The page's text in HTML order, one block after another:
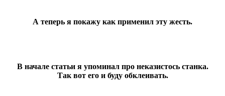
А теперь я покажу как применил эту жесть.
В начале статьи я упоминал про неказистось станка.
Так вот его и буду обклеивать.